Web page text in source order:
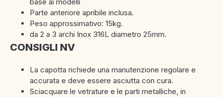
Parte anteriore apribile inclusa.
Peso approssimativo: 15kg.
da 2 a 3 archi Inox 316L diametro 25mm.
CONSIGLI NV
La capotta richiede una manutenzione regolare e
accurata e deve essere asciutta con cura.
Sciacquare le vetrature e le parti metalliche, in